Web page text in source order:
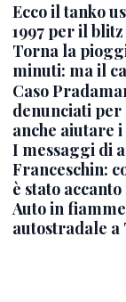
Ecco il tanko
1997 per il
Torna la
minuti: ma il
Caso
denunciati per
anche aiutare
I messaggi di
Franceschin:
è stato
Auto in
autostradale